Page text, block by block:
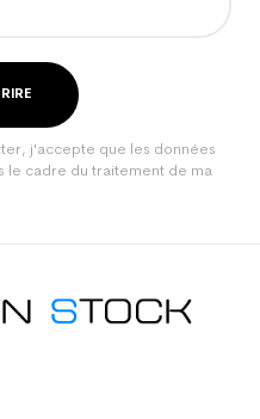
j'accepte que les données
le cadre du traitement de ma